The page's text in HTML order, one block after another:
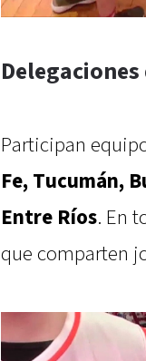
Participan
Fe, Tucumán,
Entre Ríos. En
que comparten